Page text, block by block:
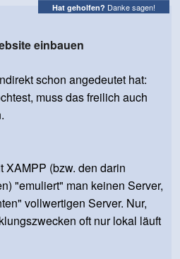
Hat geholfen? Danke sagen!
einbauen
schon angedeutet hat:
muss das freilich auch
XAMPP (bzw. den darin
"emuliert" man keinen Server,
vollwertigen Server. Nur,
oft nur lokal läuft